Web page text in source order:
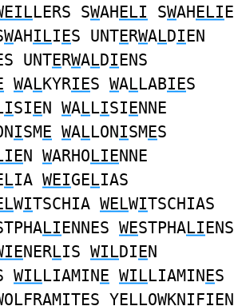
LERS SWAHELI SWAHELIE
WAHILIES UNTERWALDIEN
UNTERWALDIENS
WALKYRIES WALLABIES
ISIEN WALLISIENNE
ISME WALLONISMES
N WARHOLIENNE
LIA WEIGELIAS
WITSCHIA WELWITSCHIAS
LIENNES WESTPHALIENS
NERLIS WILDIEN
WILLIAMINE WILLIAMINES
OLFRAMITES YELLOWKNIFIEN